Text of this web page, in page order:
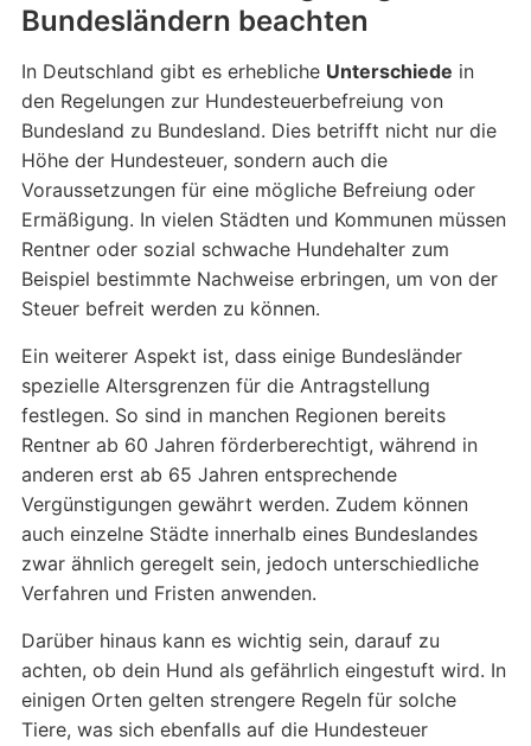
Bundesländern beachten
In Deutschland gibt es erhebliche Unterschiede in
den Regelungen zur Hundesteuerbefreiung von
Bundesland zu Bundesland. Dies betrifft nicht nur die
Höhe der Hundesteuer, sondern auch die
Voraussetzungen für eine mögliche Befreiung oder
Ermäßigung. In vielen Städten und Kommunen müssen
Rentner oder sozial schwache Hundehalter zum
Beispiel bestimmte Nachweise erbringen, um von der
Steuer befreit werden zu können.
Ein weiterer Aspekt ist, dass einige Bundesländer
spezielle Altersgrenzen für die Antragstellung
festlegen. So sind in manchen Regionen bereits
Rentner ab 60 Jahren förderberechtigt, während in
anderen erst ab 65 Jahren entsprechende
Vergünstigungen gewährt werden. Zudem können
auch einzelne Städte innerhalb eines Bundeslandes
zwar ähnlich geregelt sein, jedoch unterschiedliche
Verfahren und Fristen anwenden.
Darüber hinaus kann es wichtig sein, darauf zu
achten, ob dein Hund als gefährlich eingestuft wird. In
einigen Orten gelten strengere Regeln für solche
Tiere, was sich ebenfalls auf die Hundesteuer